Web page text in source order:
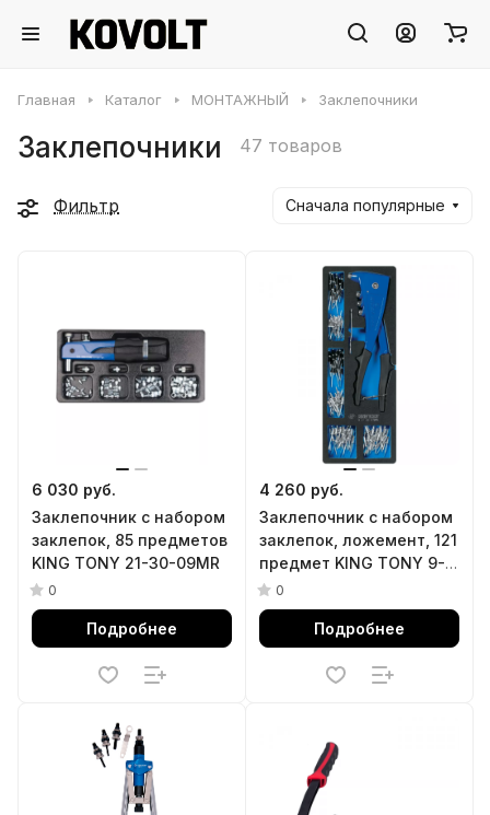
Главная Каталог МОНТАЖНЫЙ Заклепочники
Заклепочники 47 товаров
Фильтр Сначала популярные
6 030 руб.
Заклепочник с набором
заклепок, 85 предметов
KING TONY 21-30-09MR
0
Подробнее
4 260 руб.
Заклепочник с набором
заклепок, ложемент, 121
предмет KING TONY 9-
21-20-07MRV
0
Подробнее